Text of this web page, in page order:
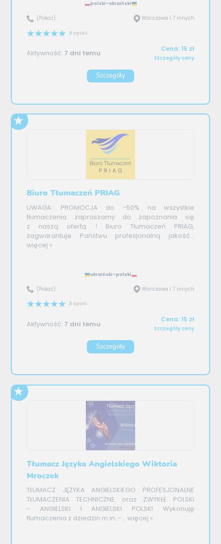
polski–ukraiński
(Pokaż) Warszawa i 7 innych
8 opinii
Aktywność: 7 dni temu Cena: 15 zł
Szczegóły ceny
Szczegóły
Biuro Tłumaczeń PRIAG
UWAGA: PROMOCJA do -50% na wszystkie
tłumaczenia zapraszamy do zapoznania się
z naszą ofertą ! Biuro Tłumaczeń PRIAG,
zagwarantuje Państwu profesjonalną jakość...
więcej »
ukraiński–polski
(Pokaż) Warszawa i 7 innych
8 opinii
Aktywność: 7 dni temu Cena: 15 zł
Szczegóły ceny
Szczegóły
Tłumacz Języka Angielskiego Wiktoria
Mroczek
TŁUMACZ JĘZYKA ANGIELSKIEGO PROFESJONALNE
TŁUMACZENIA TECHNICZNE oraz ZWYKŁE POLSKI
- ANGIELSKI I ANGIELSKI POLSKI Wykonuję
tłumaczenia z dziedzin m.in.:-... więcej »